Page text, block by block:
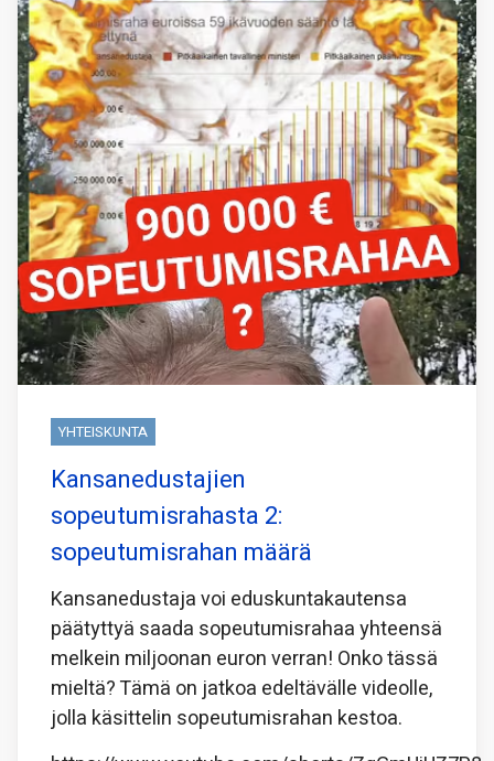
YHTEISKUNTA
Kansanedustajien
sopeutumisrahasta 2:
sopeutumisrahan määrä
Kansanedustaja voi eduskuntakautensa
päätyttyä saada sopeutumisrahaa yhteensä
melkein miljoonan euron verran! Onko tässä
mieltä? Tämä on jatkoa edeltävälle videolle,
jolla käsittelin sopeutumisrahan kestoa.